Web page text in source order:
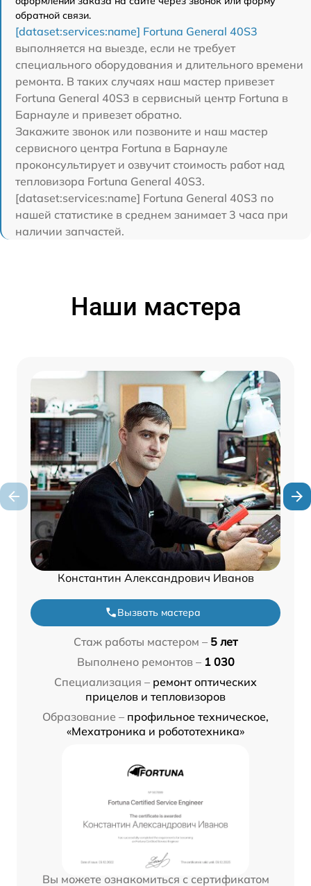
обратной связи.
[dataset:services:name] Fortuna General 40S3
выполняется на выезде, если не требует
специального оборудования и длительного времени
ремонта. В таких случаях наш мастер привезет
Fortuna General 40S3 в сервисный центр Fortuna в
Барнауле и привезет обратно.
Закажите звонок или позвоните и наш мастер
сервисного центра Fortuna в Барнауле
проконсультирует и озвучит стоимость работ над
тепловизора Fortuna General 40S3.
[dataset:services:name] Fortuna General 40S3 по
нашей статистике в среднем занимает 3 часа при
наличии запчастей.
Наши мастера
Константин Александрович Иванов
Вызвать мастера
Стаж работы мастером – 5 лет
Выполнено ремонтов – 1 030
Специализация – ремонт оптических
прицелов и тепловизоров
Образование – профильное техническое,
«Мехатроника и робототехника»
Вы можете ознакомиться с сертификатом